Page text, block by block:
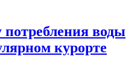
потребления воды
курорте